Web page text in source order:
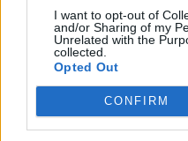
I want to opt-out of
and/or Sharing of my
Unrelated with the
collected.
Opted Out
CONFIRM
Kraj